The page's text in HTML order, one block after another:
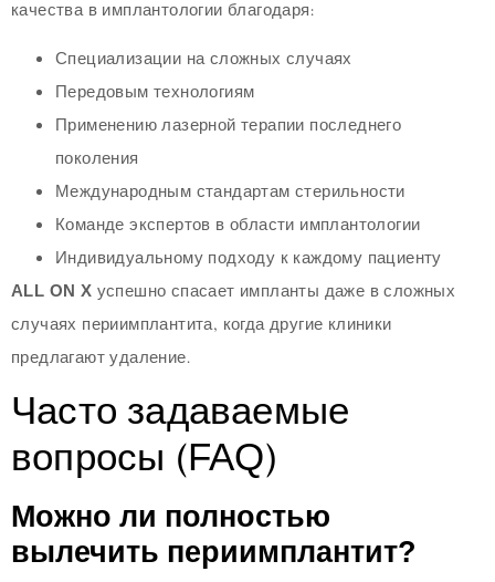
качества в имплантологии благодаря:
Специализации на сложных случаях
Передовым технологиям
Применению лазерной терапии последнего
поколения
Международным стандартам стерильности
Команде экспертов в области имплантологии
Индивидуальному подходу к каждому пациенту
ALL ON X успешно спасает импланты даже в сложных
случаях периимплантита, когда другие клиники
предлагают удаление.
Часто задаваемые
вопросы (FAQ)
Можно ли полностью
вылечить периимплантит?